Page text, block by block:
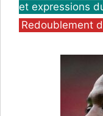
et expressions
Redoublement